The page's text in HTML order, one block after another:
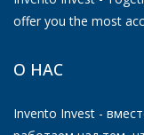
offer you the most
О НАС
Invento Invest -